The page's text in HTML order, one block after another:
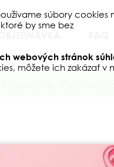
súbory cookies
by sme bez
webových stránok
môžete ich zakázať v